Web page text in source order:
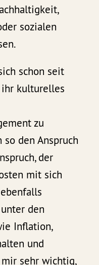
sozialen
schon seit
kulturelles
zu
den Anspruch
der
mit sich
den
Inflation,
und
sehr wichtig,